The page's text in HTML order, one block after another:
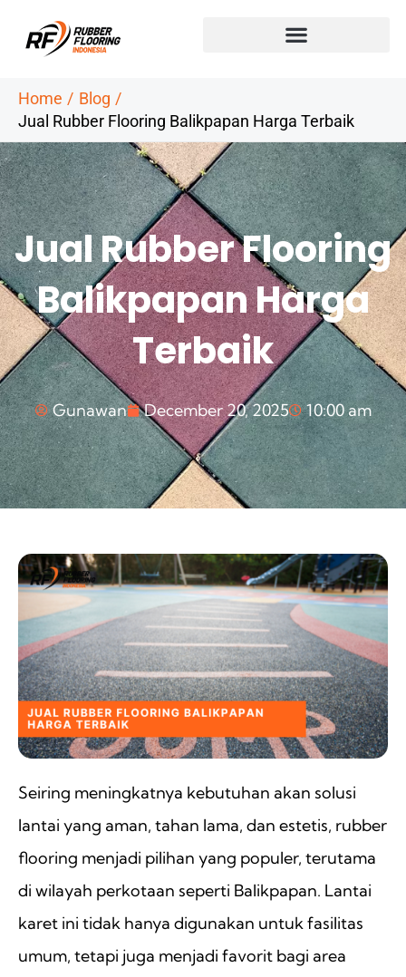
Home
Blog
Jual Rubber Flooring Balikpapan Harga Terbaik
Jual Rubber Flooring
Balikpapan Harga
Terbaik
Gunawan December 20, 2025 10:00 am
Seiring meningkatnya kebutuhan akan solusi
lantai yang aman, tahan lama, dan estetis, rubber
flooring menjadi pilihan yang populer, terutama
di wilayah perkotaan seperti Balikpapan. Lantai
karet ini tidak hanya digunakan untuk fasilitas
umum, tetapi juga menjadi favorit bagi area